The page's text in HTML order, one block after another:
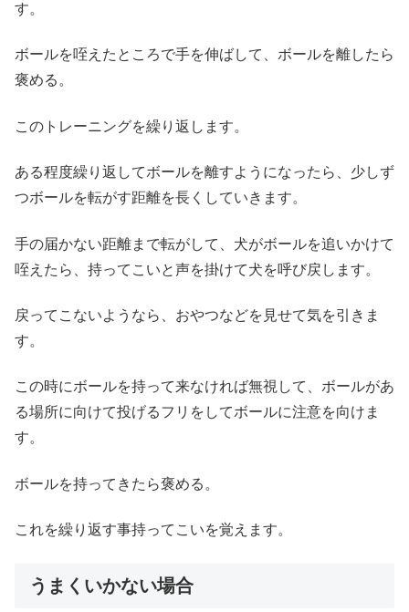
す。
ボールを咥えたところで手を伸ばして、ボールを離したら
褒める。
このトレーニングを繰り返します。
ある程度繰り返してボールを離すようになったら、少しず
つボールを転がす距離を長くしていきます。
手の届かない距離まで転がして、犬がボールを追いかけて
咥えたら、持ってこいと声を掛けて犬を呼び戻します。
戻ってこないようなら、おやつなどを見せて気を引きま
す。
この時にボールを持って来なければ無視して、ボールがあ
る場所に向けて投げるフリをしてボールに注意を向けま
す。
ボールを持ってきたら褒める。
これを繰り返す事持ってこいを覚えます。
うまくいかない場合